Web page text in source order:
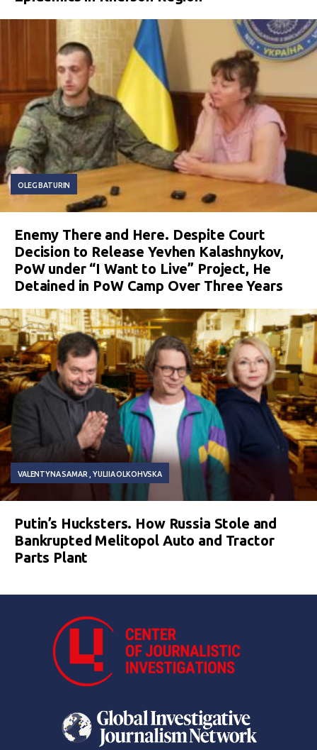
OLEG BATURIN
Enemy There and Here. Despite Court
Decision to Release Yevhen Kalashnykov,
PoW under “I Want to Live” Project, He
Detained in PoW Camp Over Three Years
VALENTYNA SAMAR YULIIA OLKOHVSKA
Putin’s Hucksters. How Russia Stole and
Bankrupted Melitopol Auto and Tractor
Parts Plant